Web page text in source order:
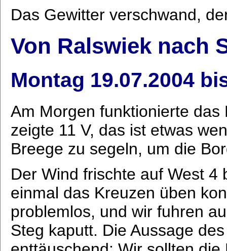
Das Gewitter verschwand,
Von Ralswiek nach
Montag 19.07.2004
Am Morgen funktionierte
zeigte 11 V, das ist etwas
Breege zu segeln, um die
Der Wind frischte auf West
einmal das Kreuzen üben
problemlos, und wir fuhren
Steg kaputt. Die Aussage